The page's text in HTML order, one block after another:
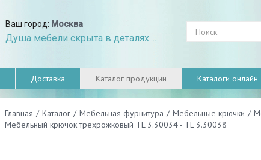
Ваш город: Москва
Душа мебели скрыта в деталях....
Доставка Каталог продукции Каталоги онлайн
Главная / Каталог / Мебельная фурнитура / Мебельные крючки /
Мебельный крючок трехрожковый TL 3.30034 - TL 3.30038